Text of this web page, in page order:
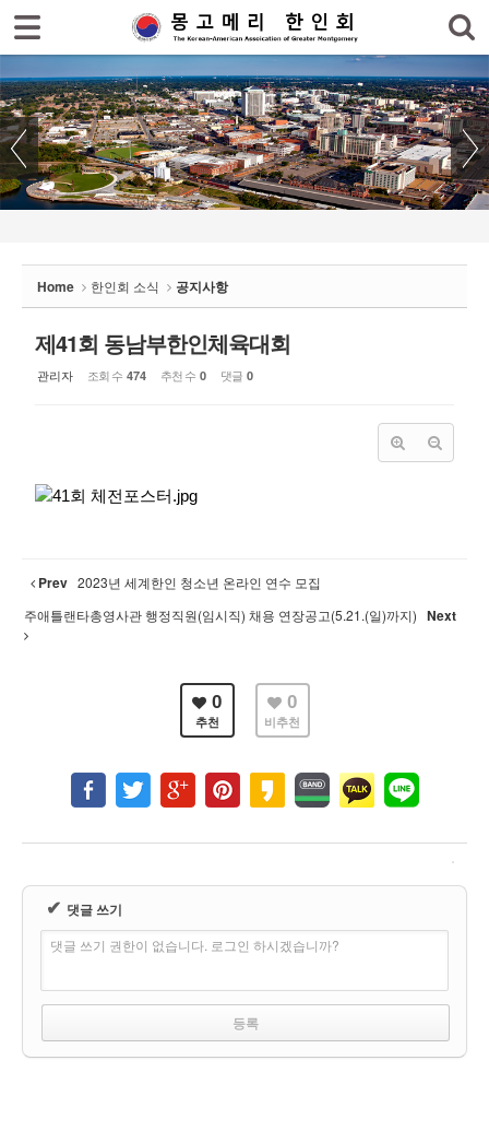
Home 한인회 소식 공지사항
제41회 동남부한인체육대회
관리자 조회 수 474 추천 수 0 댓글 0
Prev 2023년 세계한인 청소년 온라인 연수 모집
주애틀랜타총영사관 행정직원(임시직) 채용 연장공고(5.21.(일)까지) Next
0
추천
0
비추천
✔ 댓글 쓰기
댓글 쓰기 권한이 없습니다. 로그인 하시겠습니까?
로그인 회원가입
한인회
한인회 소식
- 공지사항
- 몽고메리 한인회 이모저모
- 사진으로 보는 한인회
- 애틀랜타 총영사관 소식
Sketchbook5, 스케치북5
Sketchbook5, 스케치북5